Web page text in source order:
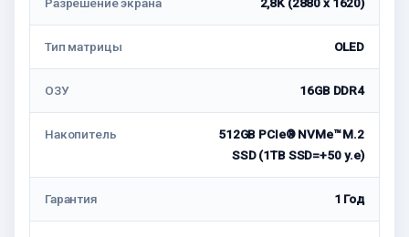
Разрешение экрана 2,8K (2880 x 1620)
Тип матрицы OLED
ОЗУ 16GB DDR4
Накопитель
512GB PCIe® NVMe™ M.2
SSD (1TB SSD=+50 у.е)
Гарантия 1 Год